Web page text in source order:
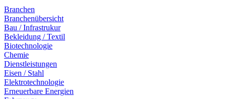
Branchen
Branchenübersicht
Bau / Infrastrukur
Bekleidung / Textil
Biotechnologie
Chemie
Dienstleistungen
Eisen / Stahl
Elektrotechnologie
Erneuerbare Energien